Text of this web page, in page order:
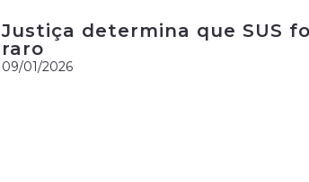
Justiça determina que SUS
raro
09/01/2026